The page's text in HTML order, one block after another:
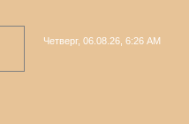
Четверг, 06.08.26, 6:26 AM